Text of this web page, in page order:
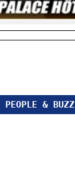
PEOPLE & BUZZ